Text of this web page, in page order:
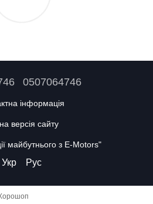
0507064746
інформація
версія сайту
майбутнього з E-Motors"
Укр Рус